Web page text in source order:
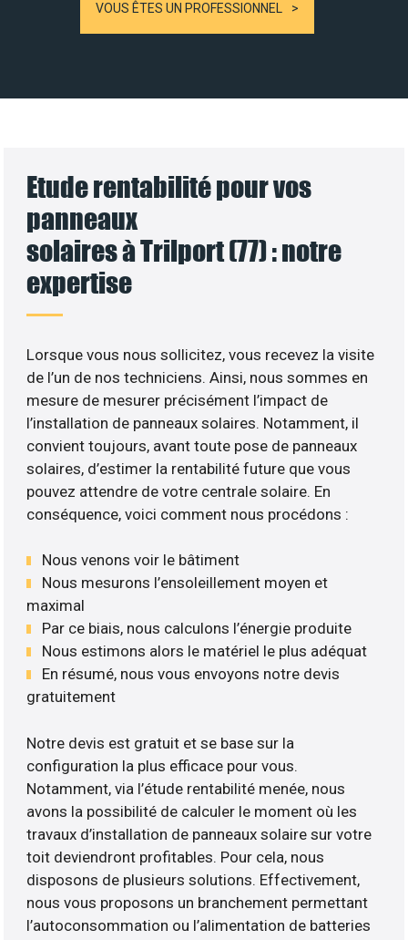
VOUS ÊTES UN PROFESSIONNEL
Etude rentabilité pour vos
panneaux
solaires à Trilport (77) : notre
expertise
Lorsque vous nous sollicitez, vous recevez la visite
de l’un de nos techniciens. Ainsi, nous sommes en
mesure de mesurer précisément l’impact de
l’installation de panneaux solaires. Notamment, il
convient toujours, avant toute pose de panneaux
solaires, d’estimer la rentabilité future que vous
pouvez attendre de votre centrale solaire. En
conséquence, voici comment nous procédons :
Nous venons voir le bâtiment
Nous mesurons l’ensoleillement moyen et
maximal
Par ce biais, nous calculons l’énergie produite
Nous estimons alors le matériel le plus adéquat
En résumé, nous vous envoyons notre devis
gratuitement
Notre devis est gratuit et se base sur la
configuration la plus efficace pour vous.
Notamment, via l’étude rentabilité menée, nous
avons la possibilité de calculer le moment où les
travaux d’installation de panneaux solaire sur votre
toit deviendront profitables. Pour cela, nous
disposons de plusieurs solutions. Effectivement,
nous vous proposons un branchement permettant
l’autoconsommation ou l’alimentation de batteries